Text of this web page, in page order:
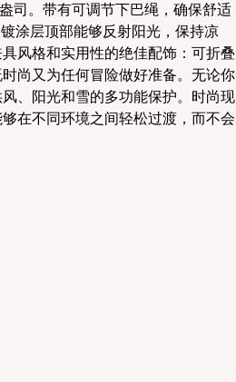
司。带有可调节下巴绳，确保舒适
涂层顶部能够反射阳光，保持凉
风格和实用性的绝佳配饰：可折叠
尚又为任何冒险做好准备。无论你
、阳光和雪的多功能保护。时尚现
在不同环境之间轻松过渡，而不会